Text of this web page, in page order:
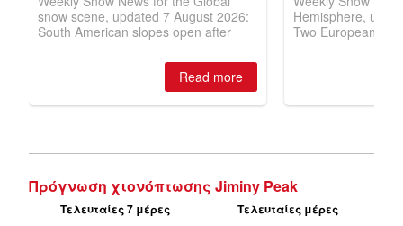
Πρόγνωση χιονόπτωσης Jiminy Peak
Τελευταίες 7 μέρες Τελευταίες μέρες